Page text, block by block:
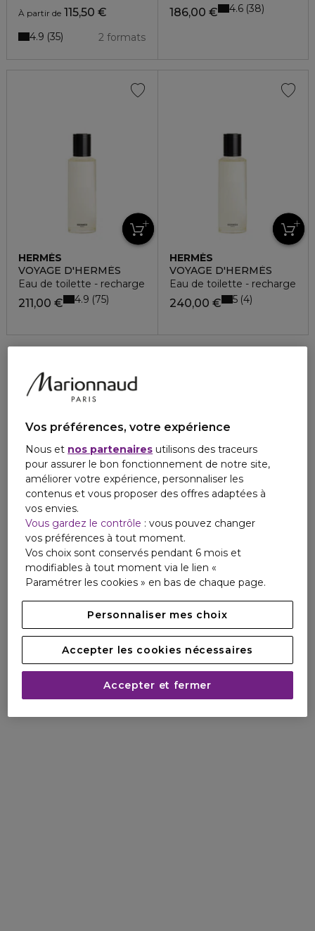
À partir de 115,50 €
2 formats
4.9 35
186,00 € 4.6 38
HERMÈS
VOYAGE D'HERMÈS
Eau de toilette - recharge
211,00 € 4.9 75
HERMÈS
VOYAGE D'HERMÈS
Eau de toilette - recharge
240,00 € 5 4
Vos préférences, votre expérience
Nous et nos partenaires utilisons des traceurs
pour assurer le bon fonctionnement de notre site,
améliorer votre expérience, personnaliser les
contenus et vous proposer des offres adaptées à
vos envies.
Vous gardez le contrôle : vous pouvez changer
vos préférences à tout moment.
Vos choix sont conservés pendant 6 mois et
modifiables à tout moment via le lien «
Paramétrer les cookies » en bas de chaque page.
Personnaliser mes choix
Accepter les cookies nécessaires
Accepter et fermer